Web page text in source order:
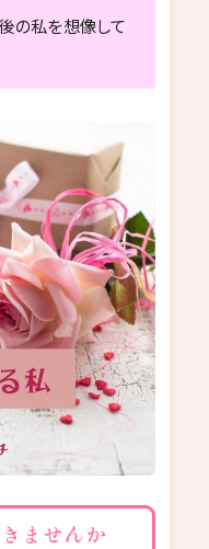
の私を想像して
ませんか